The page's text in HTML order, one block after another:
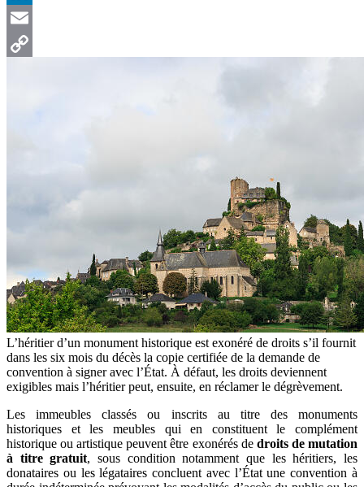
LinkedIn
Email
L’héritier d’un monument historique est exonéré de droits s’il fournit
dans les six mois du décès la copie certifiée de la demande de
convention à signer avec l’État. À défaut, les droits deviennent
exigibles mais l’héritier peut, ensuite, en réclamer le dégrèvement.
Les immeubles classés ou inscrits au titre des monuments
historiques et les meubles qui en constituent le complément
historique ou artistique peuvent être exonérés de droits de mutation
à titre gratuit, sous condition notamment que les héritiers, les
donataires ou les légataires concluent avec l’État une convention à